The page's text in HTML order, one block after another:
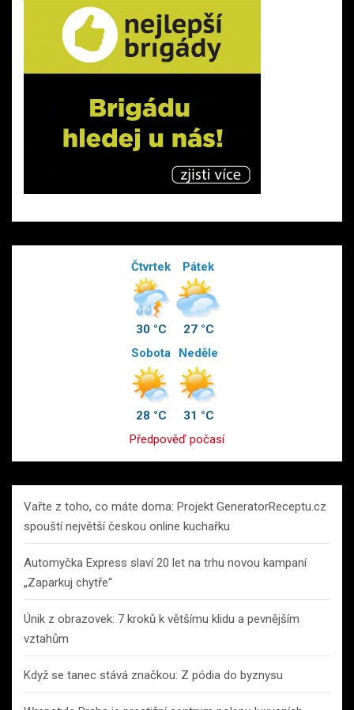
Čtvrtek
30 °C
Pátek
27 °C
Sobota
28 °C
Neděle
31 °C
Předpověď počasí
Vařte z toho, co máte doma: Projekt GeneratorReceptu.cz
spouští největší českou online kuchařku
Automyčka Express slaví 20 let na trhu novou kampaní
„Zaparkuj chytře“
Únik z obrazovek: 7 kroků k většímu klidu a pevnějším
vztahům
Když se tanec stává značkou: Z pódia do byznysu